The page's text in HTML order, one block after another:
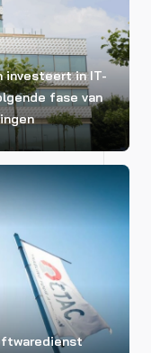
investeert in IT-
fase van